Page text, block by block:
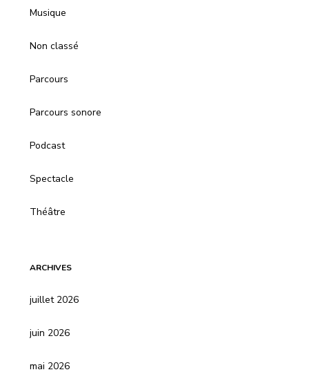
Musique
Non classé
Parcours
Parcours sonore
Podcast
Spectacle
Théâtre
ARCHIVES
juillet 2026
juin 2026
mai 2026